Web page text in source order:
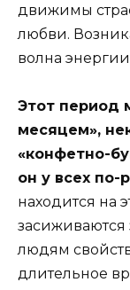
движимы
любви.
волна
Этот период
месяцем»,
«конфетно-
он у всех по-
находится на
людям
длительное